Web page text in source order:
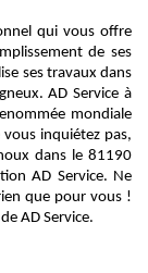
qui vous offre
de ses
ses travaux dans
AD Service à
mondiale
inquiétez pas,
dans le 81190
AD Service. Ne
que pour vous !
AD Service.